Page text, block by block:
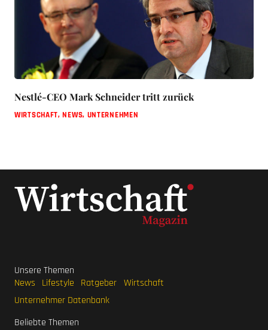
Nestlé-CEO Mark Schneider tritt zurück
WIRTSCHAFT,NEWS, UNTERNEHMEN
Unsere Themen
News
Lifestyle Ratgeber Wirtschaft
Unternehmer Datenbank
Beliebte Themen